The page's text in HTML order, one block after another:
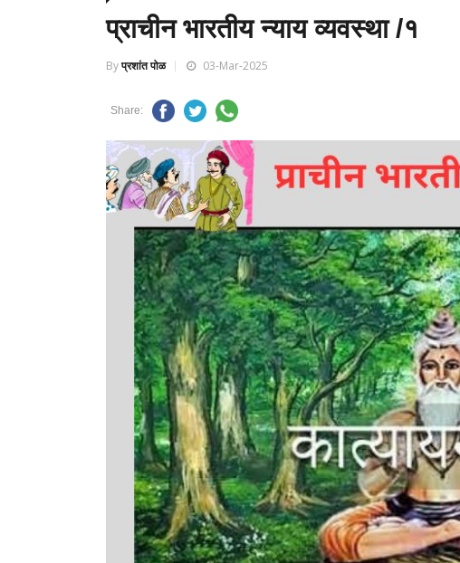
प्राचीन भारतीय न्याय व्यवस्था /१
Byप्रशांत पोळ 03-Mar-2025
Share: